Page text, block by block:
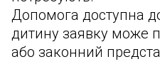
Допомога доступна
дитину заявку може
або законний